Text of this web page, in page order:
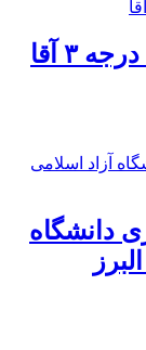
۳ آقا
دانشگاه